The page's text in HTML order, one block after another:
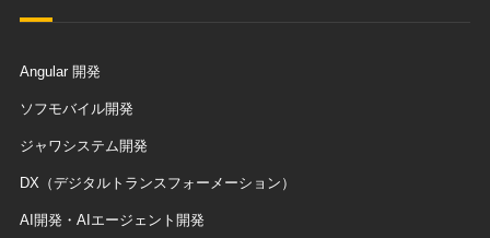
Angular 開発
ソフモバイル開発
ジャワシステム開発
DX（デジタルトランスフォーメーション）
AI開発・AIエージェント開発